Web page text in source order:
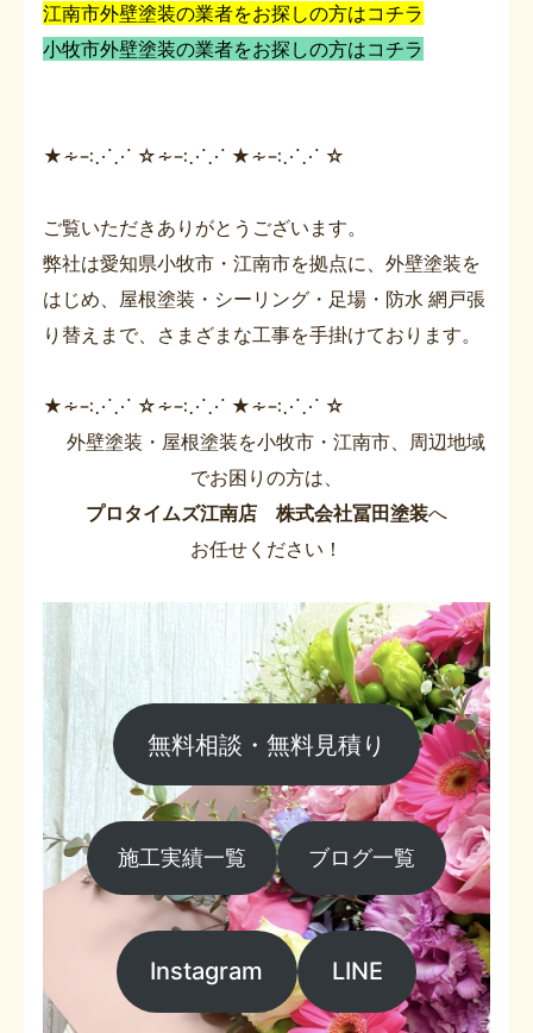
江南市外壁塗装の業者をお探しの方はコチラ
小牧市外壁塗装の業者をお探しの方はコチラ
★∻∹⋰⋰ ☆∻∹⋰⋰ ★∻∹⋰⋰ ☆
ご覧いただきありがとうございます。
弊社は愛知県小牧市・江南市を拠点に、外壁塗装を
はじめ、屋根塗装・シーリング・足場・防水 網戸張
り替えまで、さまざまな工事を手掛けております。
★∻∹⋰⋰ ☆∻∹⋰⋰ ★∻∹⋰⋰ ☆
外壁塗装・屋根塗装を小牧市・江南市、周辺地域
でお困りの方は、
プロタイムズ江南店 株式会社冨田塗装へ
お任せください！
無料相談・無料見積り
施工実績一覧 ブログ一覧
Instagram LINE